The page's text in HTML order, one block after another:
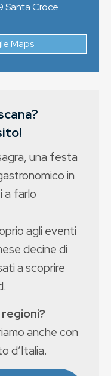
Santa Croce
Maps
una festa
in
a farlo
agli eventi
decine di
a scoprire
anche con
d’Italia.